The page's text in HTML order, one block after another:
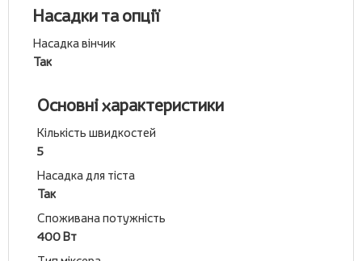
Насадки та опції
Насадка вінчик
Так
Основні характеристики
Кількість швидкостей
5
Насадка для тіста
Так
Споживана потужність
400 Вт